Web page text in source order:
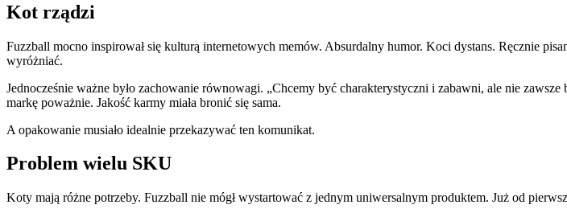
Kot rządzi
Fuzzball mocno inspirował się kulturą internetowych memów. Absurdalny humor. Koci dystans. Ręcznie
wyróżniać.
Jednocześnie ważne było zachowanie równowagi. „Chcemy być charakterystyczni i zabawni, ale nie
markę poważnie. Jakość karmy miała bronić się sama.
A opakowanie musiało idealnie przekazywać ten komunikat.
Problem wielu SKU
Koty mają różne potrzeby. Fuzzball nie mógł wystartować z jednym uniwersalnym produktem. Już od